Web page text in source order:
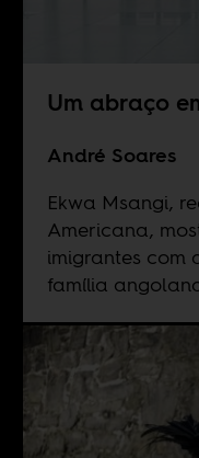
Um abraço
André Soares
Ekwa Msangi,
Americana,
imigrantes com
família